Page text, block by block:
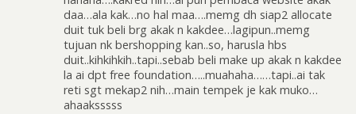
daa…ala kak…no hal maa….memg dh siap2 allocate
duit tuk beli brg akak n kakdee…lagipun..memg
tujuan nk bershopping kan..so, harusla hbs
duit..kihkihkih..tapi..sebab beli make up akak n kakdee
la ai dpt free foundation…..muahaha……tapi..ai tak
reti sgt mekap2 nih…main tempek je kak muko…
ahaaksssss